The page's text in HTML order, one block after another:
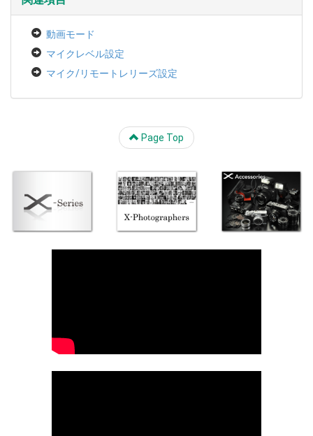
動画モード
マイクレベル設定
マイク/リモートレリーズ設定
Page Top